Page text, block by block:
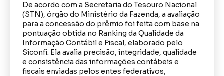
De acordo com a Secretaria do Tesouro Nacional
(STN), órgão do Ministério da Fazenda, a avaliação
para a concessão do prêmio foi feita com base na
pontuação obtida no Ranking da Qualidade da
Informação Contábil e Fiscal, elaborado pelo
Siconfi. Ela avalia precisão, integridade, qualidade
e consistência das informações contábeis e
fiscais enviadas pelos entes federativos,